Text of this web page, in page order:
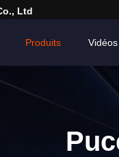
Ltd
Produits Vidéos